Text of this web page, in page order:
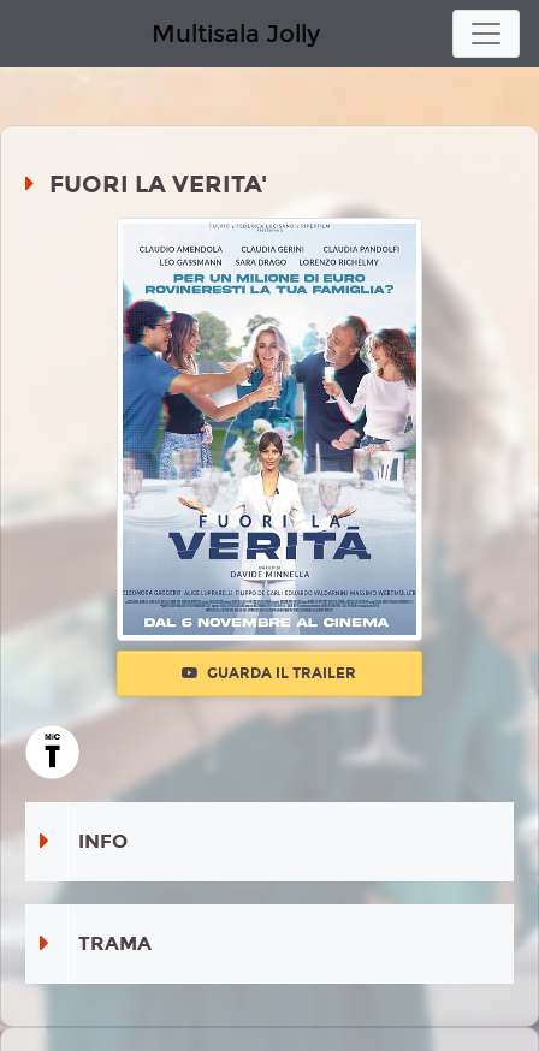
Multisala Jolly
FUORI LA VERITA'
GUARDA IL TRAILER
INFO
TRAMA